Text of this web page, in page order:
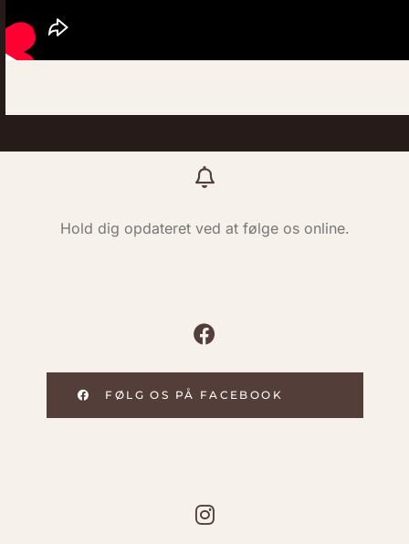
Hold dig opdateret ved at følge os online.
FØLG OS PÅ FACEBOOK